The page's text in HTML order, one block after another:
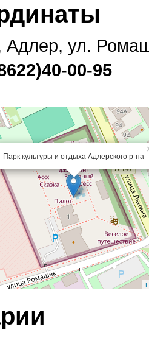
Адлер, ул.
00-95
Парк культуры и отдыха Адлерского р-на